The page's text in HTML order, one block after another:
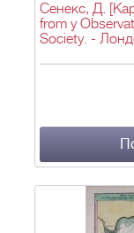
Сенекс, Д.
from y
Society. -